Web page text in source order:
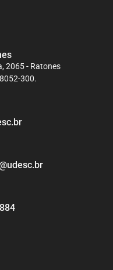
2065 - Ratones
300.